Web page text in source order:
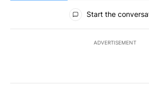
All Comments
Start the
ADVERTISEMENT